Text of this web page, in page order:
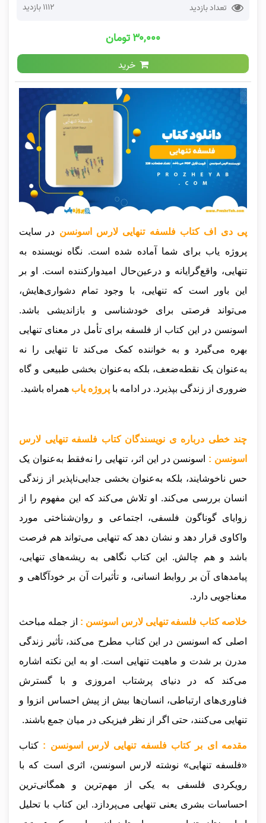
تعداد بازدید 1112 بازدید
۳۰,۰۰۰ تومان
خرید
پی دی اف کتاب فلسفه تنهایی لارس اسونسن در سایت
پروژه یاب برای شما آماده شده است. نگاه نویسنده به
تنهایی، واقع‌گرایانه و درعین‌حال امیدوارکننده است. او بر
این باور است که تنهایی، با وجود تمام دشواری‌هایش،
می‌تواند فرصتی برای خودشناسی و بازاندیشی باشد.
اسونسن در این کتاب از فلسفه برای تأمل در معنای تنهایی
بهره می‌گیرد و به خواننده کمک می‌کند تا تنهایی را نه
به‌عنوان یک نقطه‌ضعف، بلکه به‌عنوان بخشی طبیعی و گاه
ضروری از زندگی بپذیرد. در ادامه با پروژه یاب همراه باشید.
چند خطی درباره ی نویسندگان کتاب فلسفه تنهایی لارس
اسونسن : اسونسن در این اثر، تنهایی را نه‌فقط به‌عنوان یک
حس ناخوشایند، بلکه به‌عنوان بخشی جدایی‌ناپذیر از زندگی
انسان بررسی می‌کند. او تلاش می‌کند که این مفهوم را از
زوایای گوناگون فلسفی، اجتماعی و روان‌شناختی مورد
واکاوی قرار دهد و نشان دهد که تنهایی می‌تواند هم فرصت
باشد و هم چالش. این کتاب نگاهی به ریشه‌های تنهایی،
پیامدهای آن بر روابط انسانی، و تأثیرات آن بر خودآگاهی و
معناجویی دارد.
خلاصه کتاب فلسفه تنهایی لارس اسونسن : از جمله مباحث
اصلی که اسونسن در این کتاب مطرح می‌کند، تأثیر زندگی
مدرن بر شدت و ماهیت تنهایی است. او به این نکته اشاره
می‌کند که در دنیای پرشتاب امروزی و با گسترش
فناوری‌های ارتباطی، انسان‌ها بیش از پیش احساس انزوا و
تنهایی می‌کنند، حتی اگر از نظر فیزیکی در میان جمع باشند.
مقدمه ای بر کتاب فلسفه تنهایی لارس اسونسن : کتاب
«فلسفه تنهایی» نوشته لارس اسونسن، اثری است که با
رویکردی فلسفی به یکی از مهم‌ترین و همگانی‌ترین
احساسات بشری یعنی تنهایی می‌پردازد. این کتاب با تحلیل